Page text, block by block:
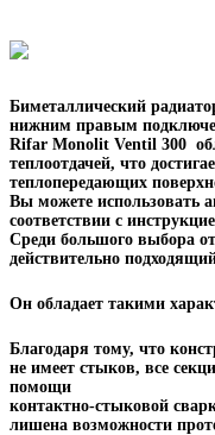
Биметаллический
нижним правым
Rifar Monolit Ventil 300
теплоотдачей, что
теплопередающих
Вы можете использовать
соответствии с
Среди большого выбора
действительно
Он обладает такими
Благодаря тому, что
не имеет стыков, все
помощи
контактно-стыковой
лишена возможности